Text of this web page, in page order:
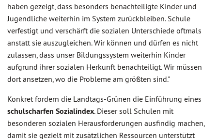
haben gezeigt, dass besonders benachteiligte Kinder und
Jugendliche weiterhin im System zurückbleiben. Schule
verfestigt und verschärft die sozialen Unterschiede oftmals
anstatt sie auszugleichen. Wir können und dürfen es nicht
zulassen, dass unser Bildungssystem weiterhin Kinder
aufgrund ihrer sozialen Herkunft benachteiligt. Wir müssen
dort ansetzen, wo die Probleme am größten sind."
Konkret fordern die Landtags-Grünen die Einführung eines
schulscharfen Sozialindex. Dieser soll Schulen mit
besonderen sozialen Herausforderungen ausfindig machen,
damit sie gezielt mit zusätzlichen Ressourcen unterstützt